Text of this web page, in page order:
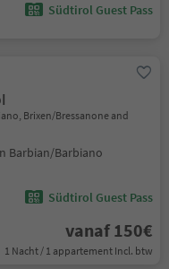
Südtirol Guest Pass
Brixen/Bressanone and
Barbian/Barbiano
Südtirol Guest Pass
vanaf 150€
1 Nacht / 1 appartement Incl. btw